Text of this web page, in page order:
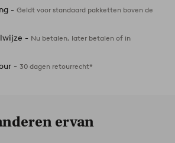
- Geldt voor standaard pakketten boven de
- Nu betalen, later betalen of in
- 30 dagen retourrecht*
ervan